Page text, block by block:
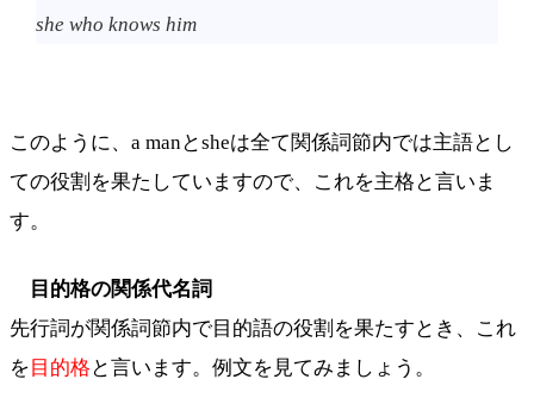
she who knows him
このように、a manとsheは全て関係詞節内では主語とし
ての役割を果たしていますので、これを主格と言いま
す。
目的格の関係代名詞
先行詞が関係詞節内で目的語の役割を果たすとき、これ
を目的格 と言います。例文を見てみましょう。